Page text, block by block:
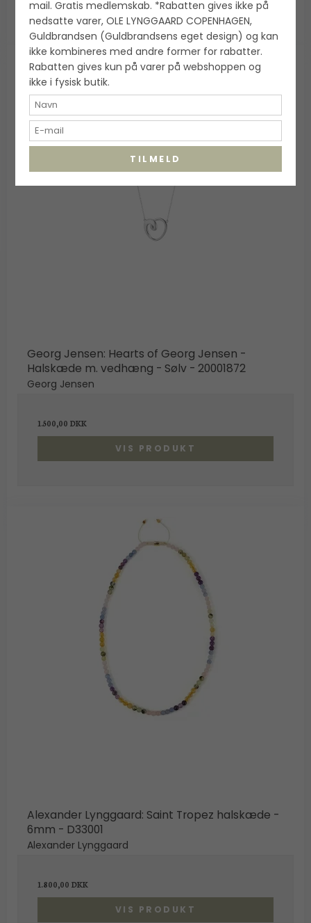
Georg Jensen: Hearts of Georg Jensen -
Halskæde m. vedhæng - Sølv - 20001872
Georg Jensen
1.500,00 DKK
VIS PRODUKT
Alexander Lynggaard: Saint Tropez halskæde -
6mm - D33001
Alexander Lynggaard
1.800,00 DKK
VIS PRODUKT
mail. Gratis medlemskab. *Rabatten gives ikke på
nedsatte varer, OLE LYNGGAARD COPENHAGEN,
Guldbrandsen (Guldbrandsens eget design) og kan
ikke kombineres med andre former for rabatter.
Rabatten gives kun på varer på webshoppen og
ikke i fysisk butik.
TILMELD